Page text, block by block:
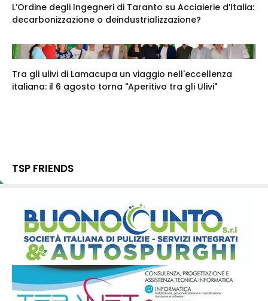
L’Ordine degli Ingegneri di Taranto su Acciaierie d’Italia:
decarbonizzazione o deindustrializzazione?
Tra gli ulivi di Lamacupa un viaggio nell'eccellenza
italiana: il 6 agosto torna "Aperitivo tra gli Ulivi"
TSP FRIENDS